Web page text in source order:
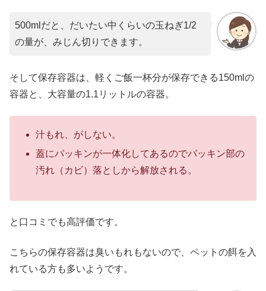
500mlだと、だいたい中くらいの玉ねぎ1/2
の量が、みじん切りできます。
そして保存容器は、軽くご飯一杯分が保存できる150mlの
容器と、大容量の1.1リットルの容器。
汁もれ、がしない。
蓋にパッキンが一体化してあるのでパッキン部の
汚れ（カビ）落としから解放される。
と口コミでも高評価です。
こちらの保存容器は臭いもれもないので、ペットの餌を入
れている方も多いようです。